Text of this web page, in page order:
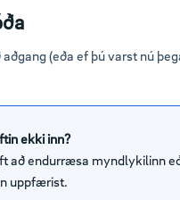
(eða ef þú varst nú
ekki inn?
að endurræsa myndlykilinn
uppfærist.